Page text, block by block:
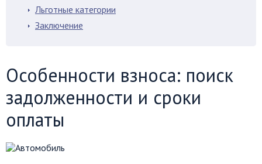
Льготные категории
Заключение
Особенности взноса: поиск
задолженности и сроки
оплаты